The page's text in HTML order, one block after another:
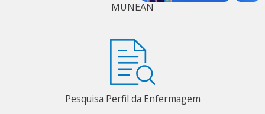
MUNEAN
Pesquisa Perfil da Enfermagem